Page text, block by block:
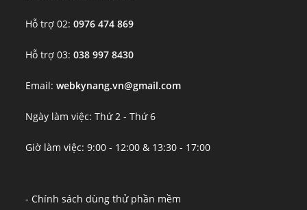
Hỗ trợ 02:0976 474 869
Hỗ trợ 03:038 997 8430
Email:webkynang.vn@gmail.com
Ngày làm việc: Thứ 2 - Thứ 6
Giờ làm việc: 9:00 - 12:00 & 13:30 - 17:00
- Chính sách dùng thử phần mềm